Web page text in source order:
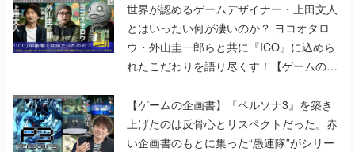
世界が認めるゲームデザイナー・上田文人
とはいったい何が凄いのか？ ヨコオタロ
ウ・外山圭一郎らと共に『ICO』に込めら
れたこだわりを語り尽くす！【ゲームの企
画書】
【ゲームの企画書】『ペルソナ3』を築き
上げたのは反骨心とリスペクトだった。赤
い企画書のもとに集った“愚連隊”がシリー